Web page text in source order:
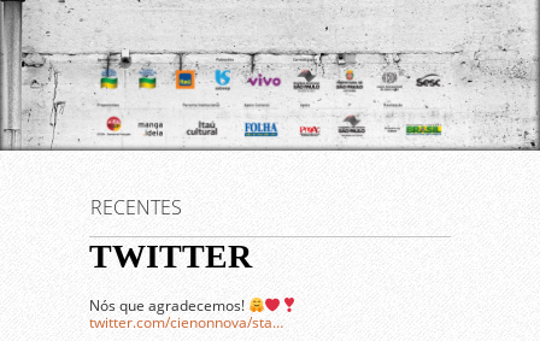
RECENTES
TWITTER
Nós que agradecemos!
twitter.com/cienonnova/sta…